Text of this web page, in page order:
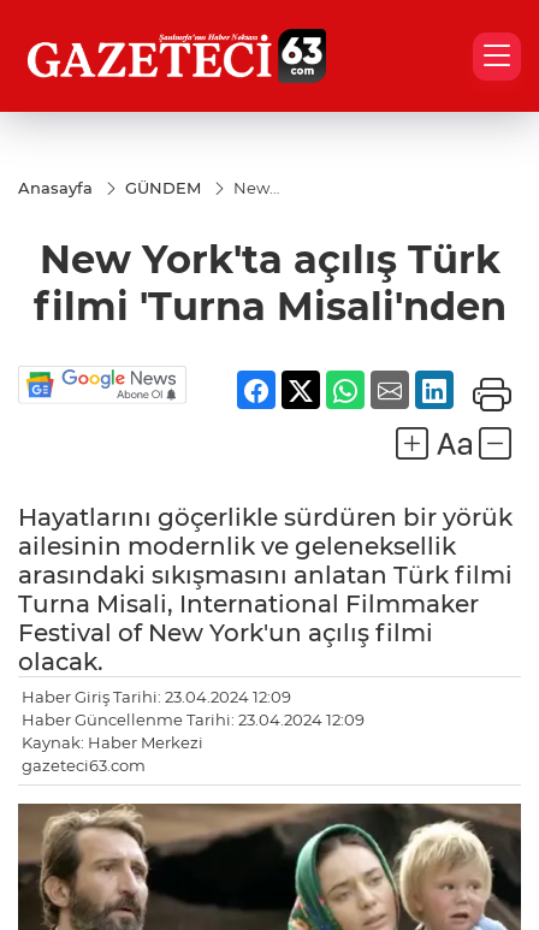
Anasayfa GÜNDEM
New
filmi 'Turna
Misali'nden
New York'ta açılış Türk
filmi 'Turna Misali'nden
Hayatlarını göçerlikle sürdüren bir yörük
ailesinin modernlik ve geleneksellik
arasındaki sıkışmasını anlatan Türk filmi
Turna Misali, International Filmmaker
Festival of New York'un açılış filmi
olacak.
Haber Giriş Tarihi: 23.04.2024 12:09
Haber Güncellenme Tarihi: 23.04.2024 12:09
Kaynak: Haber Merkezi
gazeteci63.com